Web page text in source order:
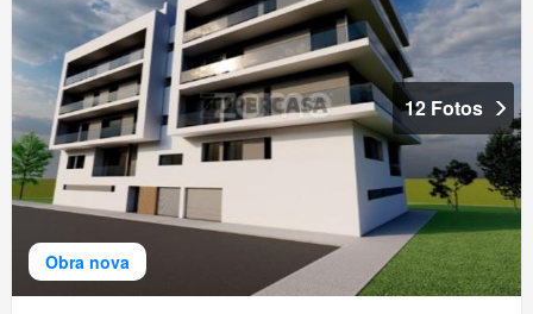
Obra nova
12 Fotos